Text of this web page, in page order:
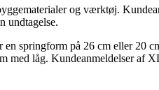
og værktøj.
undtagelse.
springform på 26 cm eller
med låg. Kundeanmeldelser